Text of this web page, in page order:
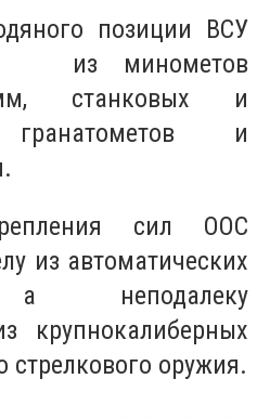
позиции ВСУ
из минометов
станковых и
гранатометов и
сил ООС
из автоматических
а неподалеку
крупнокалиберных
стрелкового оружия.